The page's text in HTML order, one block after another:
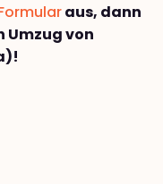
aus, dann
Umzug von